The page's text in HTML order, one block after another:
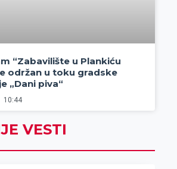
“Zabavilište u Plankiću
održan u toku gradske
„Dani piva“
10:44
VESTI